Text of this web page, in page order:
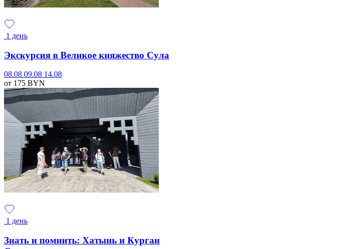
1 день
Экскурсия в Великое княжество Сула
08.08 09.08 14.08
от 175 BYN
1 день
Знать и помнить: Хатынь и Курган